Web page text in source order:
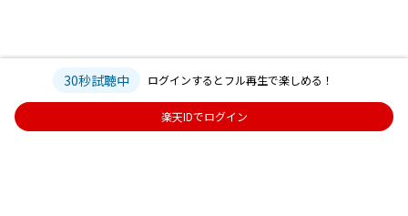
30秒試聴中 ログインするとフル再生で楽しめる！
楽天IDでログイン